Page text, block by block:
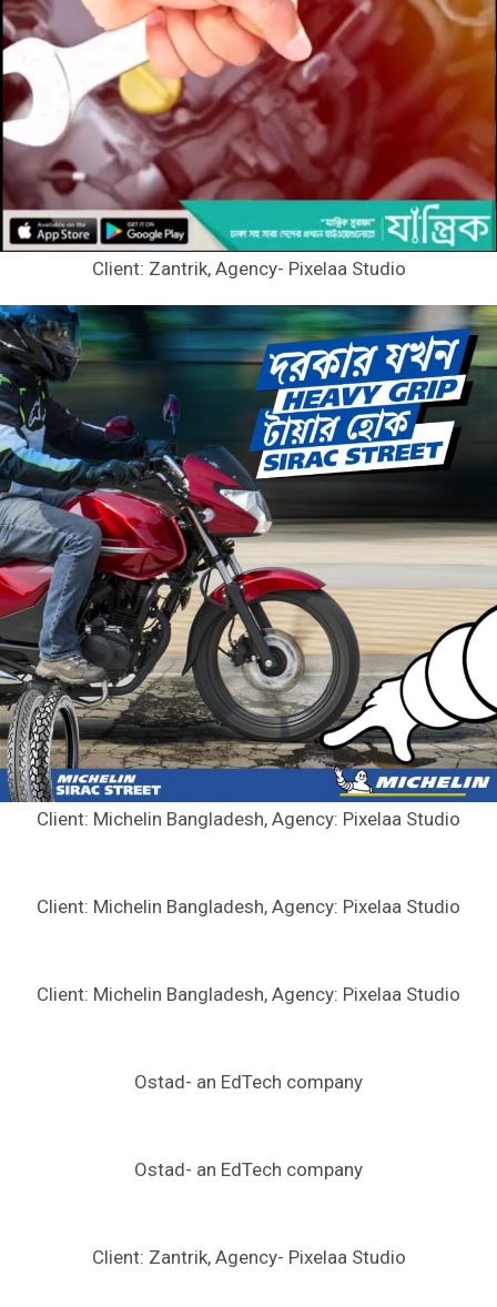
Client: Zantrik, Agency- Pixelaa Studio
Client: Michelin Bangladesh, Agency: Pixelaa Studio
Client: Michelin Bangladesh, Agency: Pixelaa Studio
Client: Michelin Bangladesh, Agency: Pixelaa Studio
Ostad- an EdTech company
Ostad- an EdTech company
Client: Zantrik, Agency- Pixelaa Studio